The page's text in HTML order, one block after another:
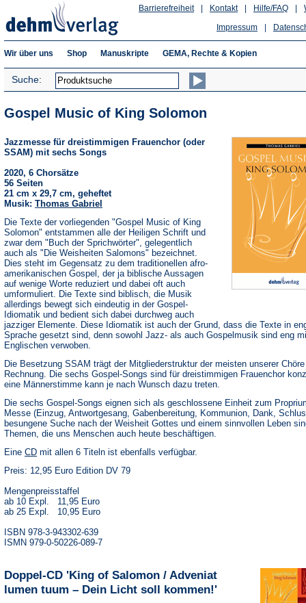
Hilfe/FAQ
Kontakt
Barrierefreiheit
Impressum
Wir über uns Shop Manuskripte GEMA, Rechte & Kopien
Suche:
Gospel Music of King Solomon
Jazzmesse für dreistimmigen Frauenchor (oder
SSAM) mit sechs Songs
2020, 6 Chorsätze
56 Seiten
21 cm x 29,7 cm, geheftet
Musik: Thomas Gabriel
Die Texte der vorliegenden "Gospel Music of King
Solomon" entstammen alle der Heiligen Schrift und
zwar dem "Buch der Sprichwörter", gelegentlich
auch als "Die Weisheiten Salomons" bezeichnet.
Dies steht im Gegensatz zu dem traditionellen afro-
amerikanischen Gospel, der ja biblische Aussagen
auf wenige Worte reduziert und dabei oft auch
umformuliert. Die Texte sind biblisch, die Musik
allerdings bewegt sich eindeutig in der Gospel-
Idiomatik und bedient sich dabei durchweg auch
jazziger Elemente. Diese Idiomatik ist auch der Grund, dass die Texte in
Sprache gesetzt sind, denn sowohl Jazz- als auch Gospelmusik sind eng
Englischen verwoben.
Die Besetzung SSAM trägt der Mitgliederstruktur der meisten unserer Chöre
Rechnung. Die sechs Gospel-Songs sind für dreistimmigen Frauenchor
eine Männerstimme kann je nach Wunsch dazu treten.
Die sechs Gospel-Songs eignen sich als geschlossene Einheit zum
Messe (Einzug, Antwortgesang, Gabenbereitung, Kommunion, Dank,
besungene Suche nach der Weisheit Gottes und einem sinnvollen Leben
Themen, die uns Menschen auch heute beschäftigen.
Eine CD(Öffnet
einem
Tab)
mit allen 6 Titeln ist ebenfalls verfügbar.
Preis: 12,95 Euro Edition DV 79
Mengenpreisstaffel
ab 10 Expl. 11,95 Euro
ab 25 Expl. 10,95 Euro
ISBN 978-3-943302-639
ISMN 979-0-50226-089-7
Doppel-CD 'King of Salomon / Adveniat
lumen tuum – Dein Licht soll kommen!'